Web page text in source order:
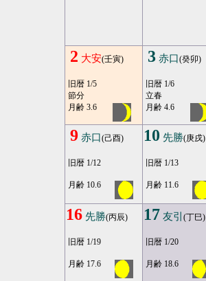
2 大安(壬寅)
旧暦 1/5
節分
月齢 3.6
3 赤口(癸卯)
旧暦 1/6
立春
月齢 4.6
9 赤口(己酉)
旧暦 1/12
月齢 10.6
10 先勝(庚戌)
旧暦 1/13
月齢 11.6
16 先勝(丙辰)
旧暦 1/19
月齢 17.6
17 友引 (丁巳)
旧暦 1/20
月齢 18.6